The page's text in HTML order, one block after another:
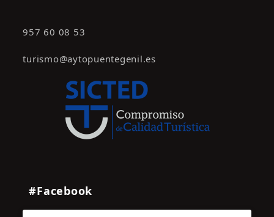
957 60 08 53
turismo@aytopuentegenil.es
#Facebook